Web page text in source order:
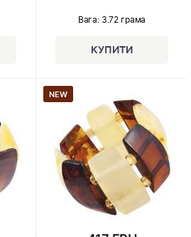
Вага: 3.72 грама
NEW